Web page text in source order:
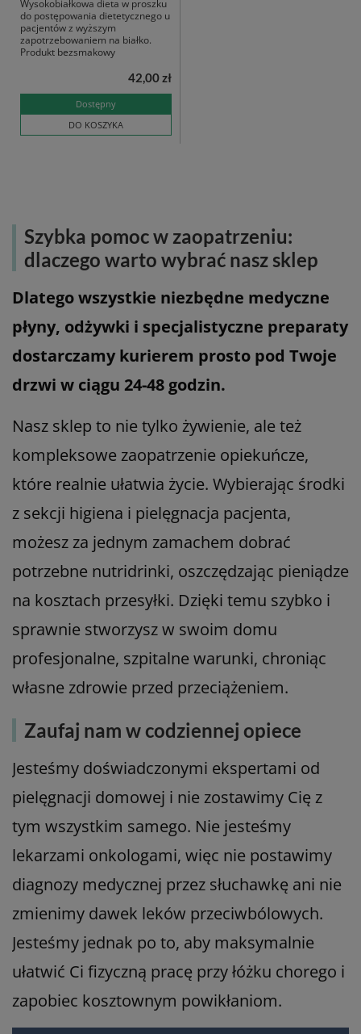
Wysokobiałkowa dieta w proszku
do postępowania dietetycznego u
pacjentów z wyższym
zapotrzebowaniem na białko.
Produkt bezsmakowy
Dostępny
DO KOSZYKA
42,00 zł
Szybka pomoc w zaopatrzeniu:
dlaczego warto wybrać nasz sklep
Dlatego wszystkie niezbędne medyczne
płyny, odżywki i specjalistyczne preparaty
dostarczamy kurierem prosto pod Twoje
drzwi w ciągu 24-48 godzin.
Nasz sklep to nie tylko żywienie, ale też
kompleksowe zaopatrzenie opiekuńcze,
które realnie ułatwia życie. Wybierając środki
z sekcji higiena i pielęgnacja pacjenta,
możesz za jednym zamachem dobrać
potrzebne nutridrinki, oszczędzając pieniądze
na kosztach przesyłki. Dzięki temu szybko i
sprawnie stworzysz w swoim domu
profesjonalne, szpitalne warunki, chroniąc
własne zdrowie przed przeciążeniem.
Zaufaj nam w codziennej opiece
Jesteśmy doświadczonymi ekspertami od
pielęgnacji domowej i nie zostawimy Cię z
tym wszystkim samego. Nie jesteśmy
lekarzami onkologami, więc nie postawimy
diagnozy medycznej przez słuchawkę ani nie
zmienimy dawek leków przeciwbólowych.
Jesteśmy jednak po to, aby maksymalnie
ułatwić Ci fizyczną pracę przy łóżku chorego i
zapobiec kosztownym powikłaniom.